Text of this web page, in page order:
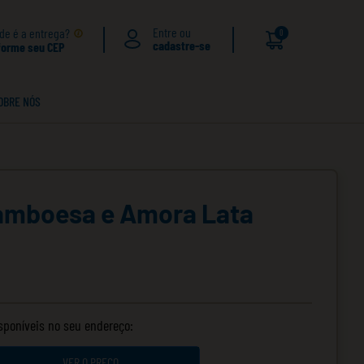
é a entrega?
seu CEP
0
NÓS
e Amora Lata
no seu endereço: